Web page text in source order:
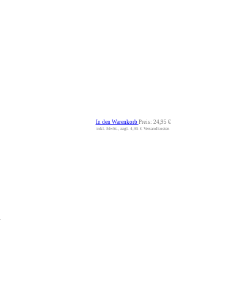
In den Warenkorb Preis: 24,95 €
inkl. MwSt., zzgl. 4,95 € Versandkosten